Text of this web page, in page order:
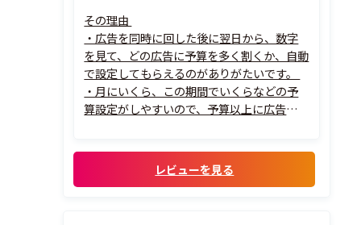
その理由
・広告を同時に回した後に翌日から、数字
を見て、どの広告に予算を多く割くか、自動
で設定してもらえるのがありがたいです。
・月にいくら、この期間でいくらなどの予
算設定がしやすいので、予算以上に広告が回
レビューを見る